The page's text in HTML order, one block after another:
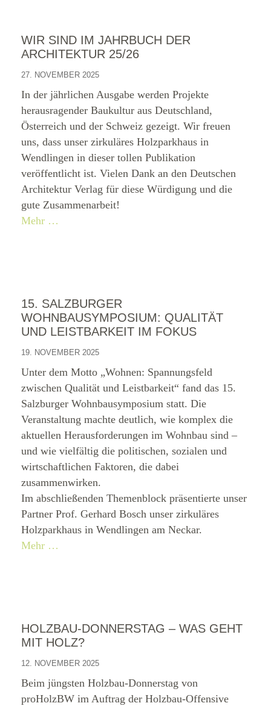
WIR SIND IM JAHRBUCH DER
ARCHITEKTUR 25/26
27. NOVEMBER 2025
In der jährlichen Ausgabe werden Projekte
herausragender Baukultur aus Deutschland,
Österreich und der Schweiz gezeigt. Wir freuen
uns, dass unser zirkuläres Holzparkhaus in
Wendlingen in dieser tollen Publikation
veröffentlicht ist. Vielen Dank an den Deutschen
Architektur Verlag für diese Würdigung und die
gute Zusammenarbeit!
Mehr …
15. SALZBURGER
WOHNBAUSYMPOSIUM: QUALITÄT
UND LEISTBARKEIT IM FOKUS
19. NOVEMBER 2025
Unter dem Motto „Wohnen: Spannungsfeld
zwischen Qualität und Leistbarkeit“ fand das 15.
Salzburger Wohnbausymposium statt. Die
Veranstaltung machte deutlich, wie komplex die
aktuellen Herausforderungen im Wohnbau sind –
und wie vielfältig die politischen, sozialen und
wirtschaftlichen Faktoren, die dabei
zusammenwirken.
Im abschließenden Themenblock präsentierte unser
Partner Prof. Gerhard Bosch unser zirkuläres
Holzparkhaus in Wendlingen am Neckar.
Mehr …
HOLZBAU-DONNERSTAG – WAS GEHT
MIT HOLZ?
12. NOVEMBER 2025
Beim jüngsten Holzbau-Donnerstag von
proHolzBW im Auftrag der Holzbau-Offensive